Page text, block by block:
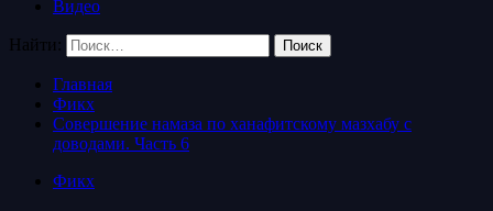
Видео
Найти:
Главная
Фикх
Совершение намаза по ханафитскому мазхабу с
доводами. Часть 6
Фикх